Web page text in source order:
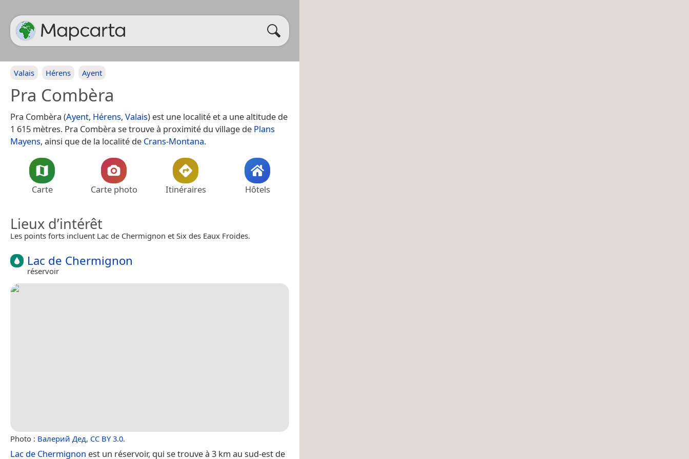
Valais Hérens Ayent
Pra Combèra
Pra Combèra (Ayent, Hérens, Valais) est une localité et a une altitude de
1 615 mètres. Pra Combèra se trouve à proximité du village de Plans
Mayens, ainsi que de la localité de Crans-Montana.
Carte Carte photo Itinéraires Hôtels
Lieux d’intérêt
Les points forts incluent Lac de Chermignon et Six des Eaux Froides.
Lac de Chermignon
réservoir
Photo : Валерий Дед, CC BY 3.0.
Lac de Chermignon est un réservoir, qui se trouve à 3 km au sud-est de